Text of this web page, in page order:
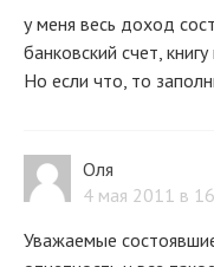
у меня весь доход
банковский счет,
Но если что, то
Оля
4 мая 2011 в
Уважаемые